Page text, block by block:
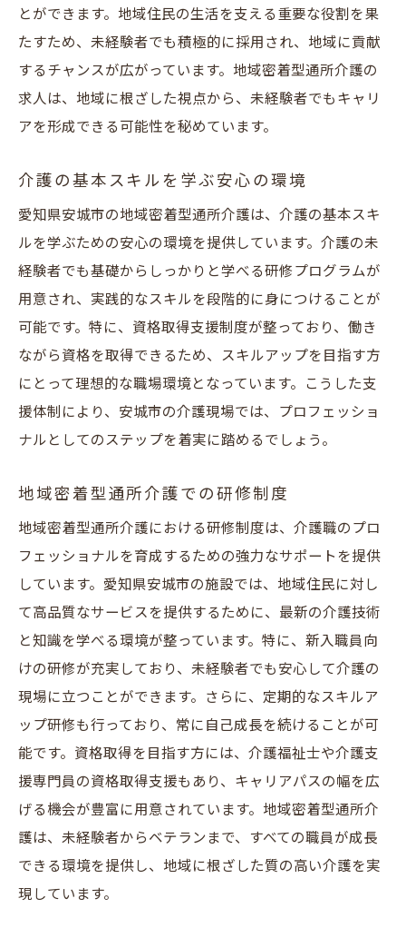
とができます。地域住民の生活を支える重要な役割を果
たすため、未経験者でも積極的に採用され、地域に貢献
するチャンスが広がっています。地域密着型通所介護の
求人は、地域に根ざした視点から、未経験者でもキャリ
アを形成できる可能性を秘めています。
介護の基本スキルを学ぶ安心の環境
愛知県安城市の地域密着型通所介護は、介護の基本スキ
ルを学ぶための安心の環境を提供しています。介護の未
経験者でも基礎からしっかりと学べる研修プログラムが
用意され、実践的なスキルを段階的に身につけることが
可能です。特に、資格取得支援制度が整っており、働き
ながら資格を取得できるため、スキルアップを目指す方
にとって理想的な職場環境となっています。こうした支
援体制により、安城市の介護現場では、プロフェッショ
ナルとしてのステップを着実に踏めるでしょう。
地域密着型通所介護での研修制度
地域密着型通所介護における研修制度は、介護職のプロ
フェッショナルを育成するための強力なサポートを提供
しています。愛知県安城市の施設では、地域住民に対し
て高品質なサービスを提供するために、最新の介護技術
と知識を学べる環境が整っています。特に、新入職員向
けの研修が充実しており、未経験者でも安心して介護の
現場に立つことができます。さらに、定期的なスキルア
ップ研修も行っており、常に自己成長を続けることが可
能です。資格取得を目指す方には、介護福祉士や介護支
援専門員の資格取得支援もあり、キャリアパスの幅を広
げる機会が豊富に用意されています。地域密着型通所介
護は、未経験者からベテランまで、すべての職員が成長
できる環境を提供し、地域に根ざした質の高い介護を実
現しています。